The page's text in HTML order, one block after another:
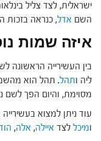
ישראלית, לצד צליל
השם אדל, כנראה בזכות
איזה שמות
בין העשירייה הראשונה
ליה ותהל. תהל הוא
מסוימת, והיום הפך לשם
עוד ניתן למצוא
ומיכל לצד איילה, אלה,